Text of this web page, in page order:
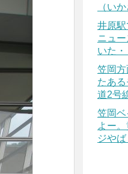
（い
井原
ニュ
いた・
笠岡
たあ
道2号
笠岡
よー
ジやば